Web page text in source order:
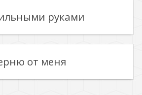
руками
от меня